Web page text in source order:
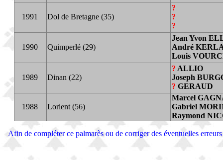
1991 Dol de Bretagne (35)
?
?
?
1990 Quimperlé (29)
Jean Yvon
André
Louis
1989 Dinan (22)
? ALLIO
Joseph
?GERAUD
1988 Lorient (56)
Marcel
Gabriel
Raymond
Afin de compléter ce palmarès ou de corriger des éventuelles